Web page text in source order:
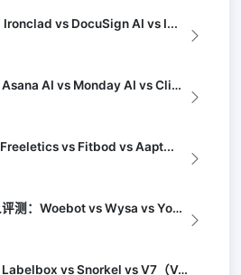
vs DocuSign AI vs I...
AI项目管理工具评测：Asana AI vs Monday AI vs Clic...
vs Fitbod vs Aapt...
AI心理咨询聊天机器人评测：Woebot vs Wysa vs Youper（A...
AI数据标注平台对比：Labelbox vs Snorkel vs V7（Ven...